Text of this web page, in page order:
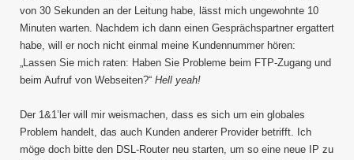
von 30 Sekunden an der Leitung habe, lässt mich ungewohnte 10
Minuten warten. Nachdem ich dann einen Gesprächspartner ergattert
habe, will er noch nicht einmal meine Kundennummer hören:
„Lassen Sie mich raten: Haben Sie Probleme beim FTP-Zugang und
beim Aufruf von Webseiten?“ Hell yeah!
Der 1&1’ler will mir weismachen, dass es sich um ein globales
Problem handelt, das auch Kunden anderer Provider betrifft. Ich
möge doch bitte den DSL-Router neu starten, um so eine neue IP zu